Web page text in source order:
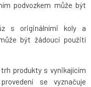
podvozkem může být
s originálními koly a
být žádoucí použití
produkty s vynikajícím
se vyznačuje